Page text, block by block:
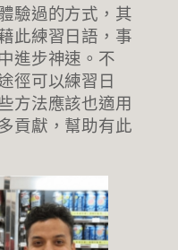
驗過的方式，其
此練習日語，事
進步神速。不
徑可以練習日
方法應該也適用
貢獻，幫助有此